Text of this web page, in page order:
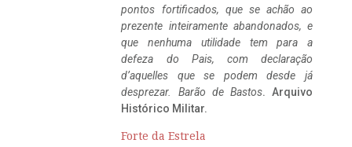
pontos fortificados, que se achão ao
prezente inteiramente abandonados, e
que nenhuma utilidade tem para a
defeza do Pais, com declaração
d’aquelles que se podem desde já
desprezar. Barão de Bastos. Arquivo
Histórico Militar.
Forte da Estrela